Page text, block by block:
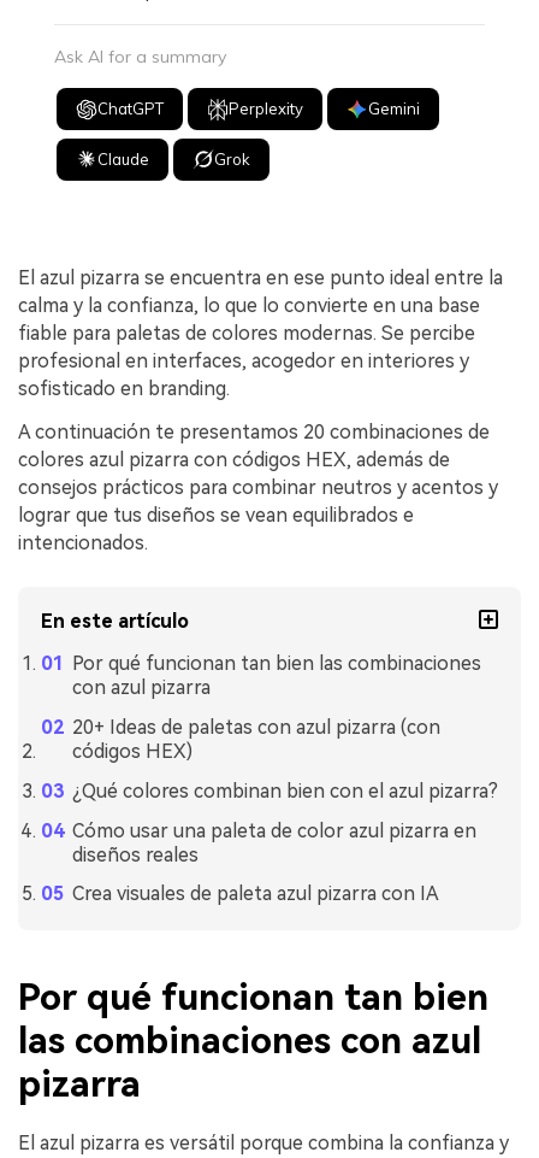
Ask AI for a summary
ChatGPT Perplexity Gemini
Claude Grok
El azul pizarra se encuentra en ese punto ideal entre la
calma y la confianza, lo que lo convierte en una base
fiable para paletas de colores modernas. Se percibe
profesional en interfaces, acogedor en interiores y
sofisticado en branding.
A continuación te presentamos 20 combinaciones de
colores azul pizarra con códigos HEX, además de
consejos prácticos para combinar neutros y acentos y
lograr que tus diseños se vean equilibrados e
intencionados.
En este artículo
Por qué funcionan tan bien las combinaciones
con azul pizarra
20+ Ideas de paletas con azul pizarra (con
códigos HEX)
¿Qué colores combinan bien con el azul pizarra?
Cómo usar una paleta de color azul pizarra en
diseños reales
Crea visuales de paleta azul pizarra con IA
Por qué funcionan tan bien
las combinaciones con azul
pizarra
El azul pizarra es versátil porque combina la confianza y